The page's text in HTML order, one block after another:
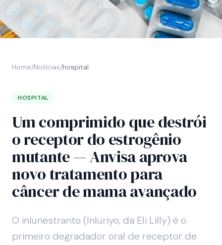
Home/Notícias/hospital
HOSPITAL
Um comprimido que destrói
o receptor do estrogênio
mutante — Anvisa aprova
novo tratamento para
câncer de mama avançado
O inlunestranto (Inluriyo, da Eli Lilly) é o
primeiro degradador oral de receptor de